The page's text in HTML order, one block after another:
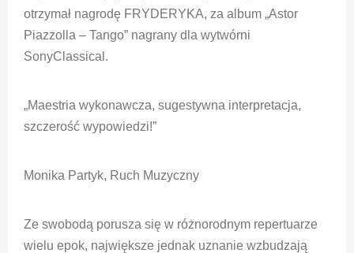
otrzymał nagrodę FRYDERYKA, za album „Astor
Piazzolla – Tango” nagrany dla wytwórni
SonyClassical.
„Maestria wykonawcza, sugestywna interpretacja,
szczerość wypowiedzi!”
Monika Partyk, Ruch Muzyczny
Ze swobodą porusza się w różnorodnym repertuarze
wielu epok, największe jednak uznanie wzbudzają